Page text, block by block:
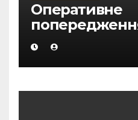
Оперативне
вірогідність
надзвичайних
території